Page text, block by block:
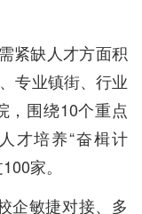
紧缺人才方面积
专业镇街、行业
，围绕10个重点
才培养“奋楫计
家。
企敏捷对接、多